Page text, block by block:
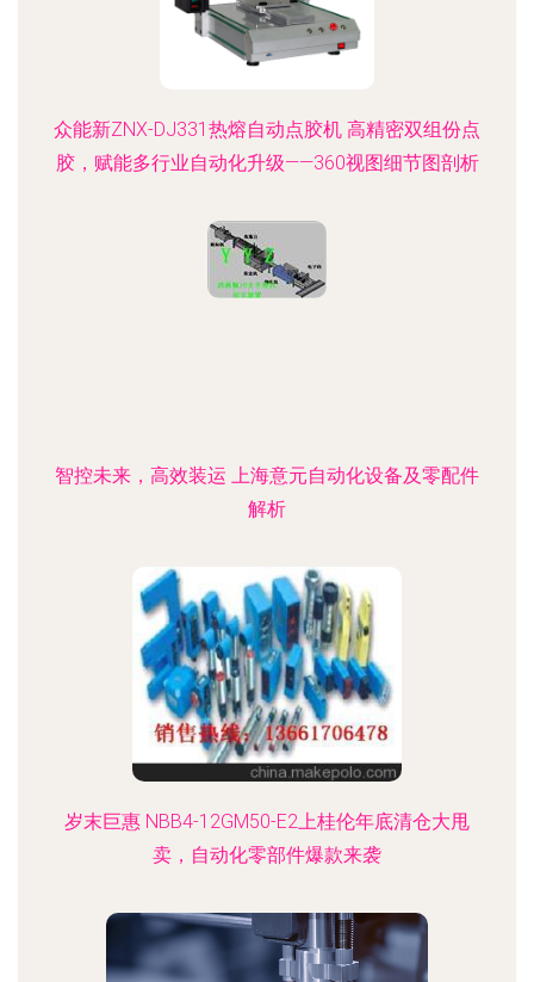
众能新ZNX-DJ331热熔自动点胶机 高精密双组份点
胶，赋能多行业自动化升级——360视图细节图剖析
智控未来，高效装运 上海意元自动化设备及零配件
解析
岁末巨惠 NBB4-12GM50-E2上桂伦年底清仓大甩
卖，自动化零部件爆款来袭